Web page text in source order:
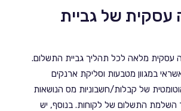
עסקית של גביית
עסקית מלאה לכל תהליך גביית התשלום.
במגוון מטבעות וסליקת ארנקים
של קבלות/חשבוניות מס הנושאות
השלמת התשלום של לקוחות. בנוסף, יש